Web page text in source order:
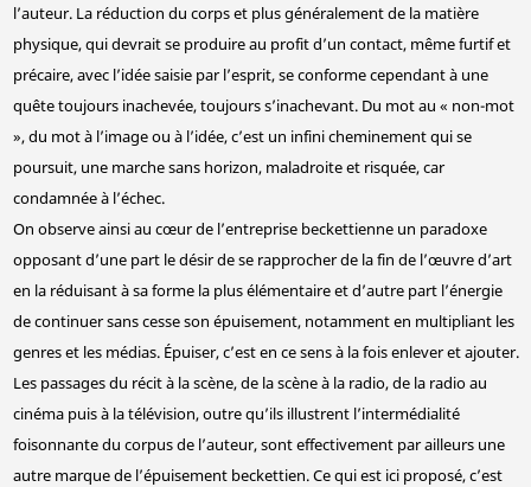
l’auteur. La réduction du corps et plus généralement de la matière
physique, qui devrait se produire au profit d’un contact, même furtif et
précaire, avec l’idée saisie par l’esprit, se conforme cependant à une
quête toujours inachevée, toujours s’inachevant. Du mot au « non-mot
», du mot à l’image ou à l’idée, c’est un infini cheminement qui se
poursuit, une marche sans horizon, maladroite et risquée, car
condamnée à l’échec.
On observe ainsi au cœur de l’entreprise beckettienne un paradoxe
opposant d’une part le désir de se rapprocher de la fin de l’œuvre d’art
en la réduisant à sa forme la plus élémentaire et d’autre part l’énergie
de continuer sans cesse son épuisement, notamment en multipliant les
genres et les médias. Épuiser, c’est en ce sens à la fois enlever et ajouter.
Les passages du récit à la scène, de la scène à la radio, de la radio au
cinéma puis à la télévision, outre qu’ils illustrent l’intermédialité
foisonnante du corpus de l’auteur, sont effectivement par ailleurs une
autre marque de l’épuisement beckettien. Ce qui est ici proposé, c’est